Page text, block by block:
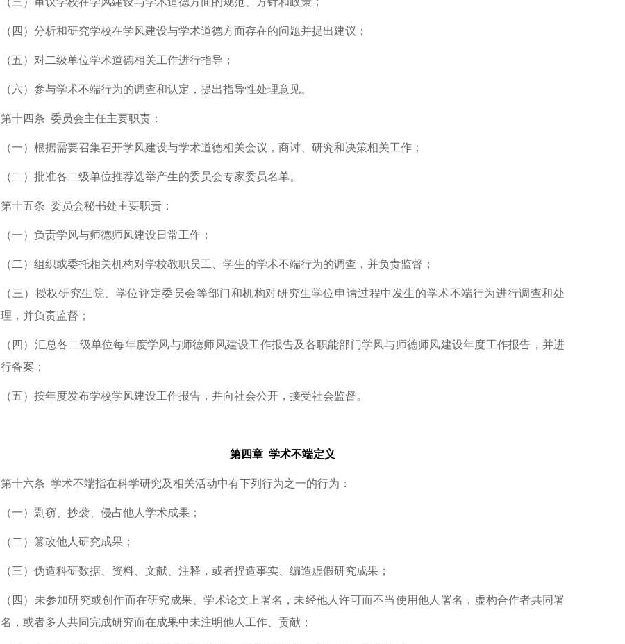
（四）分析和研究学校在学风建设与学术道德方面存在的问题并提出建议；
（五）对二级单位学术道德相关工作进行指导；
（六）参与学术不端行为的调查和认定，提出指导性处理意见。
第十四条 委员会主任主要职责：
（一）根据需要召集召开学风建设与学术道德相关会议，商讨、研究和决策相关工作；
（二）批准各二级单位推荐选举产生的委员会专家委员名单。
第十五条 委员会秘书处主要职责：
（一）负责学风与师德师风建设日常工作；
（二）组织或委托相关机构对学校教职员工、学生的学术不端行为的调查，并负责监督；
（三）授权研究生院、学位评定委员会等部门和机构对研究生学位申请过程中发生的学术不端行为进行调查和处
理，并负责监督；
（四）汇总各二级单位每年度学风与师德师风建设工作报告及各职能部门学风与师德师风建设年度工作报告，并进
行备案；
（五）按年度发布学校学风建设工作报告，并向社会公开，接受社会监督。
第四章 学术不端定义
第十六条 学术不端指在科学研究及相关活动中有下列行为之一的行为：
（一）剽窃、抄袭、侵占他人学术成果；
（二）篡改他人研究成果；
（三）伪造科研数据、资料、文献、注释，或者捏造事实、编造虚假研究成果；
（四）未参加研究或创作而在研究成果、学术论文上署名，未经他人许可而不当使用他人署名，虚构合作者共同署
名，或者多人共同完成研究而在成果中未注明他人工作、贡献；